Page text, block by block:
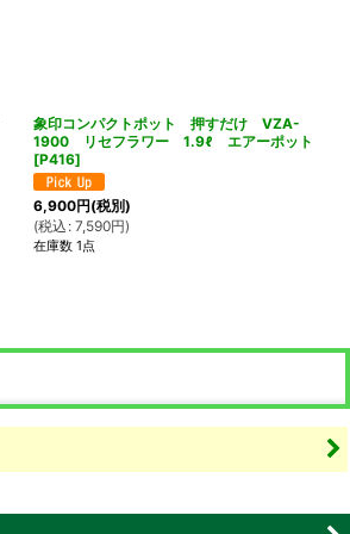
象印コンパクトポット 押すだけ VZA-
1900 リセフラワー 1.9ℓ エアーポット
[P416]
6,900円(税別)
(税込 : 7,590円)
在庫数 1点